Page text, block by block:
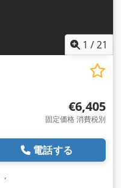
1 /21
€6,405
固定価格 消費税別
電話する
,